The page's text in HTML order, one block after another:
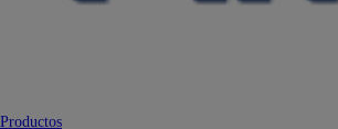
Productos